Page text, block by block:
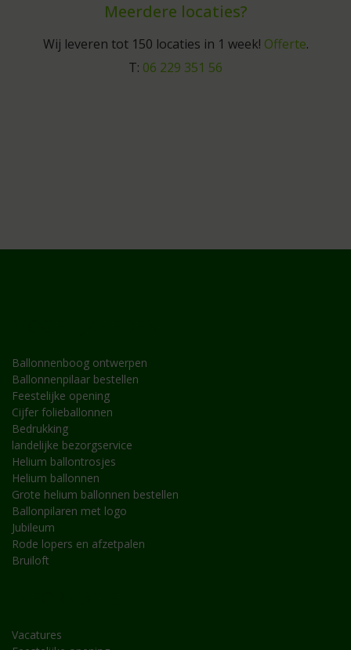
Meerdere locaties?
Wij leveren tot 150 locaties in 1 week! Offerte.
T: 06 229 351 56
Ballonnenboog ontwerpen
Ballonnenpilaar bestellen
Feestelijke opening
Cijfer folieballonnen
Bedrukking
landelijke bezorgservice
Helium ballontrosjes
Helium ballonnen
Grote helium ballonnen bestellen
Ballonpilaren met logo
Jubileum
Rode lopers en afzetpalen
Bruiloft
Vacatures